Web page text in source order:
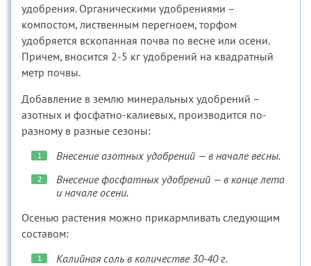
удобрения. Органическими удобрениями –
компостом, лиственным перегноем, торфом
удобряется вскопанная почва по весне или осени.
Причем, вносится 2-5 кг удобрений на квадратный
метр почвы.
Добавление в землю минеральных удобрений –
азотных и фосфатно-калиевых, производится по-
разному в разные сезоны:
Внесение азотных удобрений — в начале весны.
Внесение фосфатных удобрений — в конце лета
и начале осени.
Осенью растения можно прикармливать следующим
составом:
Калийная соль в количестве 30-40 г.